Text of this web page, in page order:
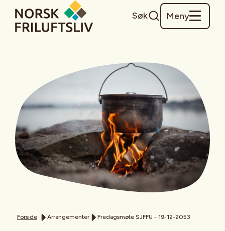
Søk Meny
Forside Arrangementer Fredagsmøte SJFFU - 19-12-2053